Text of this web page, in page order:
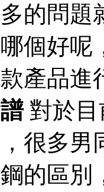
的問
個好呢
產品
對於目
很多
的區別